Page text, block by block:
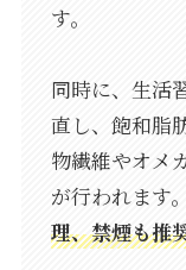
す。
同時に、生活
直し、飽和脂
物繊維やオメ
が行われます
理、禁煙も推